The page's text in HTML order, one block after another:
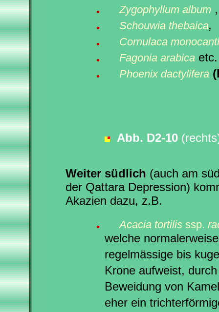
Zygophyllum album
Schouwia thebaica,
Cornulaca
Fagonia arabica
Phoenix dactylifera
Abb. D2-10
Weiter südlich (auch am
der Qattara Depression)
Akazien dazu, z.B.
Acacia tortilis ssp.
welche
regelmässige bis
Krone aufweist,
Beweidung von
eher ein